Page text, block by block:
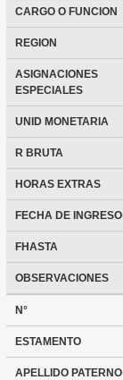
CARGO O FUNCION
REGION
ASIGNACIONES
ESPECIALES
UNID MONETARIA
R BRUTA
HORAS EXTRAS
FECHA DE INGRESO
FHASTA
OBSERVACIONES
N°
ESTAMENTO
APELLIDO PATERNO